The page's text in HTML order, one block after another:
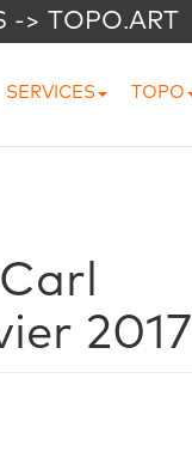
-> TOPO.ART
SERVICES TOPO
2017